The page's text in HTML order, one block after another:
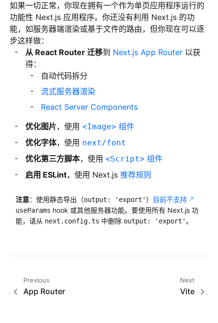
如果一切正常，你现在拥有一个作为单页应用程序运行的
功能性 Next.js 应用程序。你还没有利用 Next.js 的功
能，如服务器端渲染或基于文件的路由，但你现在可以逐
步这样做：
从 React Router 迁移到 Next.js App Router 以获
得：
自动代码拆分
流式服务器渲染
React Server Components
优化图片，使用 <Image> 组件
优化字体，使用 next/font
优化第三方脚本，使用 <Script> 组件
启用 ESLint，使用 Next.js 推荐规则
注意：使用静态导出（output: 'export'） 目前不支持
useParams hook 或其他服务器功能。要使用所有 Next.js 功
能，请从 next.config.ts 中删除 output: 'export'。
Previous
App Router
Next
Vite